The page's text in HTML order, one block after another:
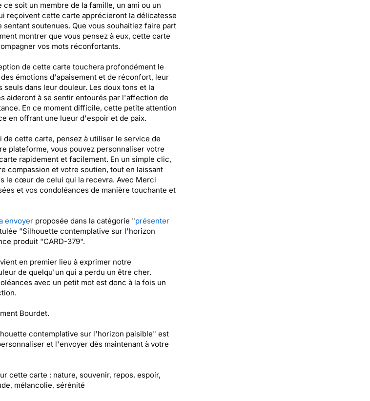
soit un membre de la famille, un ami ou un
reçoivent cette carte apprécieront la délicatesse
sentant soutenues. Que vous souhaitiez faire part
montrer que vous pensez à eux, cette carte
vos mots réconfortants.
de cette carte touchera profondément le
émotions d'apaisement et de réconfort, leur
seuls dans leur douleur. Les doux tons et la
aideront à se sentir entourés par l'affection de
En ce moment difficile, cette petite attention
en offrant une lueur d'espoir et de paix.
cette carte, pensez à utiliser le service de
plateforme, vous pouvez personnaliser votre
rapidement et facilement. En un simple clic,
compassion et votre soutien, tout en laissant
le cœur de celui qui la recevra. Avec Merci
et vos condoléances de manière touchante et
envoyerproposée dans la catégorie "présenter
"Silhouette contemplative sur l'horizon
produit "CARD-379".
en premier lieu à exprimer notre
de quelqu'un qui a perdu un être cher.
avec un petit mot est donc à la fois un
Bourdet.
contemplative sur l'horizon paisible" est
et l'envoyer dès maintenant à votre
cette carte : nature, souvenir, repos, espoir,
mélancolie, sérénité